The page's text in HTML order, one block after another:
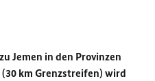
Jemen in den Provinzen
km Grenzstreifen) wird